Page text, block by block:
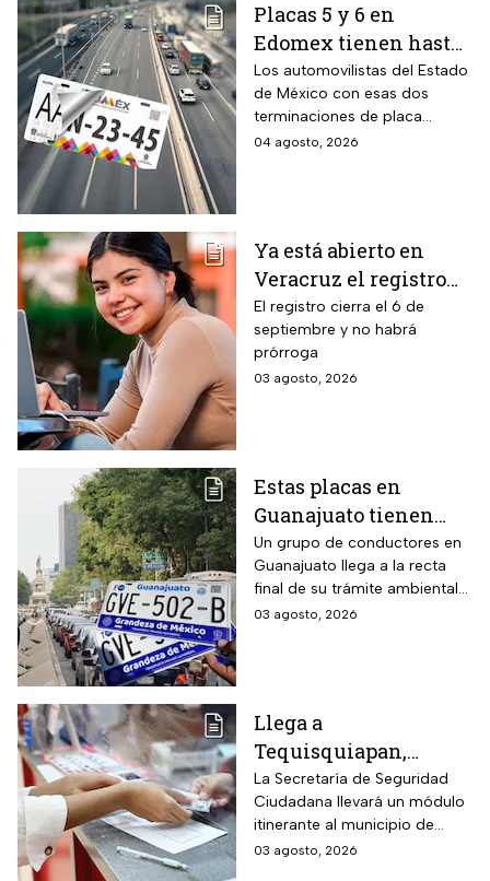
Placas 5 y 6 en
Edomex tienen hasta
el 31 de agosto 2026
para realizar la
verificación
vehicular o recibirán
Los automovilistas del Estado
de México con esas dos
terminaciones de placa
enfrentan el cierre de su
sanción de miles de pesos.
04 agosto, 2026
Ya está abierto en
Veracruz el registro
para becas de hasta
$3,000 pesos para
estudiantes de todos
los niveles: fecha
El registro cierra el 6 de
septiembre y no habrá
prórroga
03 agosto, 2026
Estas placas en
Guanajuato tienen
hasta el 31 de agosto
2026 para realizar la
verificación
vehicular o habrá
Un grupo de conductores en
Guanajuato llega a la recta
final de su trámite ambiental
semestral. El descuido cuesta
03 agosto, 2026
Llega a
Tequisquiapan,
Querétaro, unidad
móvil de licencia de
conducir este martes
4 de agosto: los cupos
La Secretaría de Seguridad
Ciudadana llevará un módulo
itinerante al municipio de
Tequisquiapan, en Querétaro,
03 agosto, 2026